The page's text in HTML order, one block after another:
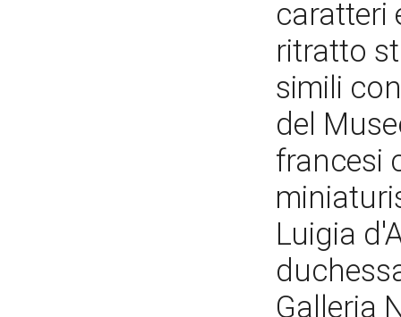
caratteri
ritratto
simili
del
francesi
Luigia
Galleria